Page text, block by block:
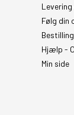
Følg din
Hjælp -
Min side